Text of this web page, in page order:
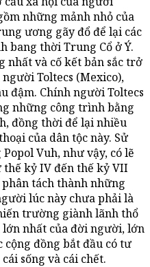
những mảnh nhỏ của
ương gãy đổ để lại các
bang thời Trung Cổ ở Ý.
nhất và cố kết bản sắc trở
Toltecs (Mexico),
đậm. Chính người Toltecs
những công trình bằng
đồng thời để lại nhiều
của dân tộc này. Sử
Vuh, như vậy, có lẽ
kỷ IV đến thế kỷ VII
tách thành những
lúc này chưa phải là
trường giành lãnh thổ
nhất của đời người, lớn
cộng đồng bắt đầu có tư
sống và cái chết.